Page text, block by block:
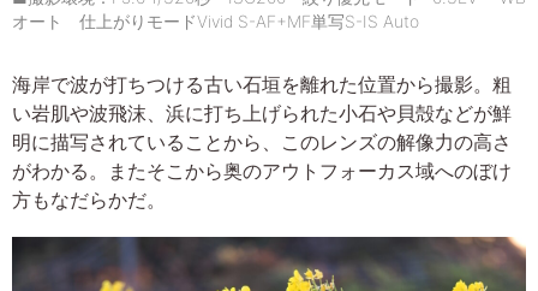
オート 仕上がりモードVivid S-AF+MF単写S-IS Auto
海岸で波が打ちつける古い石垣を離れた位置から撮影。粗
い岩肌や波飛沫、浜に打ち上げられた小石や貝殻などが鮮
明に描写されていることから、このレンズの解像力の高さ
がわかる。またそこから奥のアウトフォーカス域へのぼけ
方もなだらかだ。